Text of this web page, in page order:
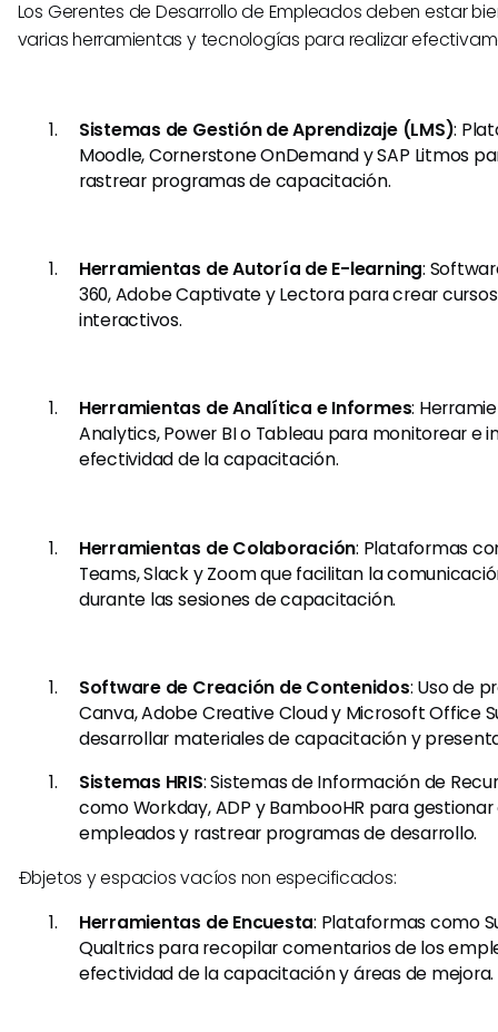
Los Gerentes de Desarrollo de Empleados deben estar
varias herramientas y tecnologías para realizar
Sistemas de Gestión de Aprendizaje (LMS):
Moodle, Cornerstone OnDemand y SAP Litmos
rastrear programas de capacitación.
Herramientas de Autoría de E-learning:
360, Adobe Captivate y Lectora para crear
interactivos.
Herramientas de Analítica e Informes:
Analytics, Power BI o Tableau para monitorear e
efectividad de la capacitación.
Herramientas de Colaboración: Plataformas
Teams, Slack y Zoom que facilitan la
durante las sesiones de capacitación.
Software de Creación de Contenidos: Uso de
Canva, Adobe Creative Cloud y Microsoft Office
desarrollar materiales de capacitación y
Sistemas HRIS: Sistemas de Información de
como Workday, ADP y BambooHR para
empleados y rastrear programas de desarrollo.
Ðbjetos y espacios vacíos non especificados: ​
Herramientas de Encuesta: Plataformas como
Qualtrics para recopilar comentarios de los
efectividad de la capacitación y áreas de mejora.